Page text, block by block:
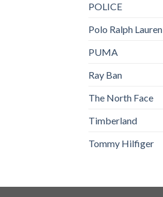
POLICE
Polo Ralph Lauren
PUMA
Ray Ban
The North Face
Timberland
Tommy Hilfiger